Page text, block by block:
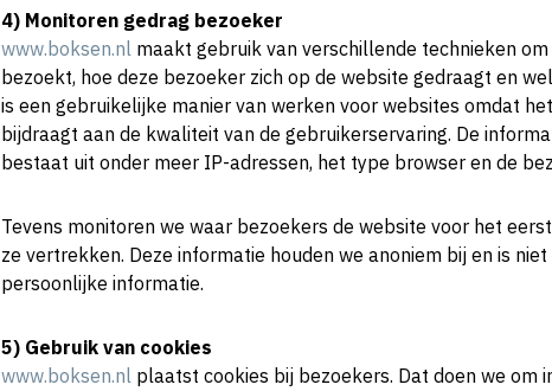
4) Monitoren gedrag bezoeker
www.boksen.nl maakt gebruik van verschillende technieken
bezoekt, hoe deze bezoeker zich op de website gedraagt en
is een gebruikelijke manier van werken voor websites omdat
bijdraagt aan de kwaliteit van de gebruikerservaring. De
bestaat uit onder meer IP-adressen, het type browser en de
Tevens monitoren we waar bezoekers de website voor het
ze vertrekken. Deze informatie houden we anoniem bij en is
persoonlijke informatie.
5) Gebruik van cookies
www.boksen.nl plaatst cookies bij bezoekers. Dat doen we om